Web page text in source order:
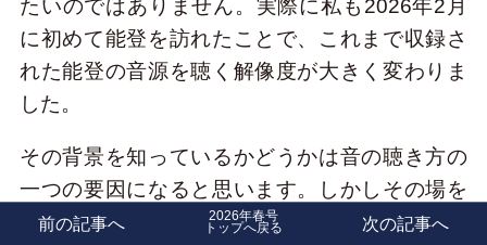
たいのではありません。実際に私も2026年2月
に初めて能登を訪れたことで、これまで収録さ
れた能登の音源を聴く解像度が大きく変わりま
した。
その背景を知っているかどうかは音の聴き方の
一つの要因になると思います。しかしその場を
知らなくてもリスナーがそれぞれ持つ記憶と結
前の記事へ 2026年春号
トップへ戻る 次の記事へ